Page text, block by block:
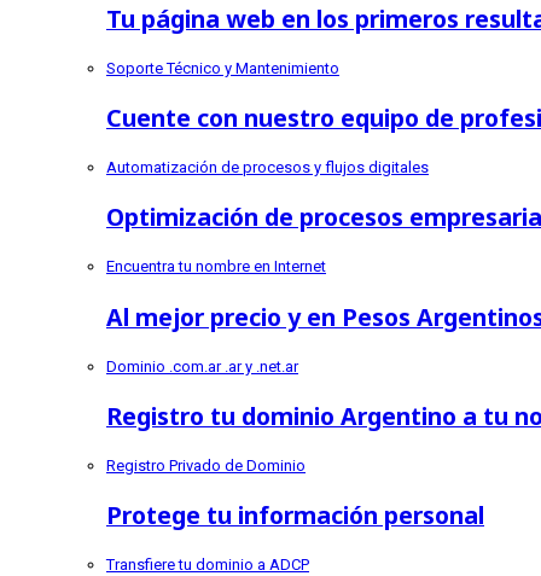
Tu página web en los primeros
Soporte Técnico y Mantenimiento
Cuente con nuestro equipo de
Automatización de procesos y flujos digitales
Optimización de procesos
Encuentra tu nombre en Internet
Al mejor precio y en Pesos
Dominio .com.ar .ar y .net.ar
Registro tu dominio Argentino a tu
Registro Privado de Dominio
Protege tu información personal
Transfiere tu dominio a ADCP